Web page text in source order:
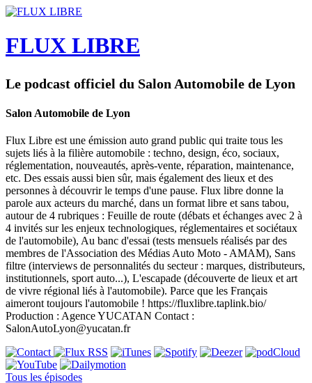
FLUX LIBRE
Le podcast officiel du Salon Automobile de Lyon
Salon Automobile de Lyon
Flux Libre est une émission auto grand public qui traite tous les
sujets liés à la filière automobile : techno, design, éco, sociaux,
réglementation, nouveautés, après-vente, réparation, maintenance,
etc. Des essais aussi bien sûr, mais également des lieux et des
personnes à découvrir le temps d'une pause. Flux libre donne la
parole aux acteurs du marché, dans un format libre et sans tabou,
autour de 4 rubriques : Feuille de route (débats et échanges avec 2 à
4 invités sur les enjeux technologiques, réglementaires et sociétaux
de l'automobile), Au banc d'essai (tests mensuels réalisés par des
membres de l'Association des Médias Auto Moto - AMAM), Sans
filtre (interviews de personnalités du secteur : marques, distributeurs,
institutionnels, sport auto...), L'escapade (découverte de lieux et art
de vivre régional liés à l'automobile). Parce que les Français
aimeront toujours l'automobile ! https://fluxlibre.taplink.bio/
Production : Agence YUCATAN Contact :
SalonAutoLyon@yucatan.fr
Tous les épisodes